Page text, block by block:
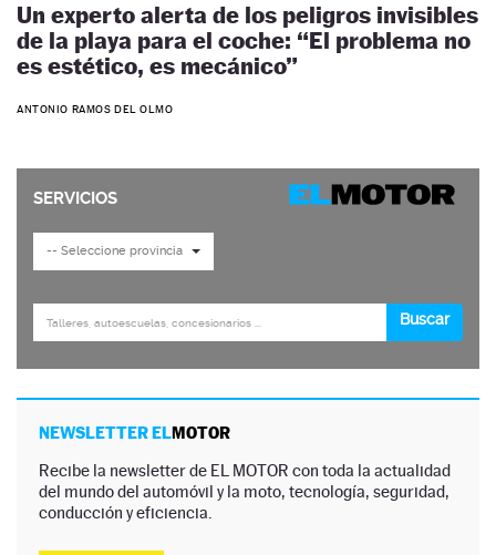
Un experto alerta de los peligros invisibles
de la playa para el coche: “El problema no
es estético, es mecánico”
ANTONIO RAMOS DEL OLMO
NEWSLETTER ELMOTOR
Recibe la newsletter de EL MOTOR con toda la actualidad
del mundo del automóvil y la moto, tecnología, seguridad,
conducción y eficiencia.